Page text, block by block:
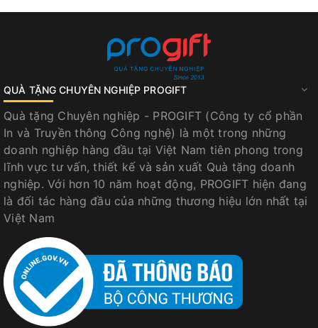
QUÀ TẶNG CHUYÊN NGHIỆP PROGIFT
Quà tặng Chuyên nghiệp - PROGIFT (Công ty cổ phần
In và Truyền thông Công nghệ) là một trong những
doanh nghiệp hàng đầu tại Việt Nam tiên phong trong
lĩnh vực tư vấn, thiết kế và sản xuất Quà tặng doanh
nghiệp. Với hơn 10 năm hoạt động, PROGIFT hiện đang
là đối tác hàng đầu của những thương hiệu lớn nhất tại
Việt Nam